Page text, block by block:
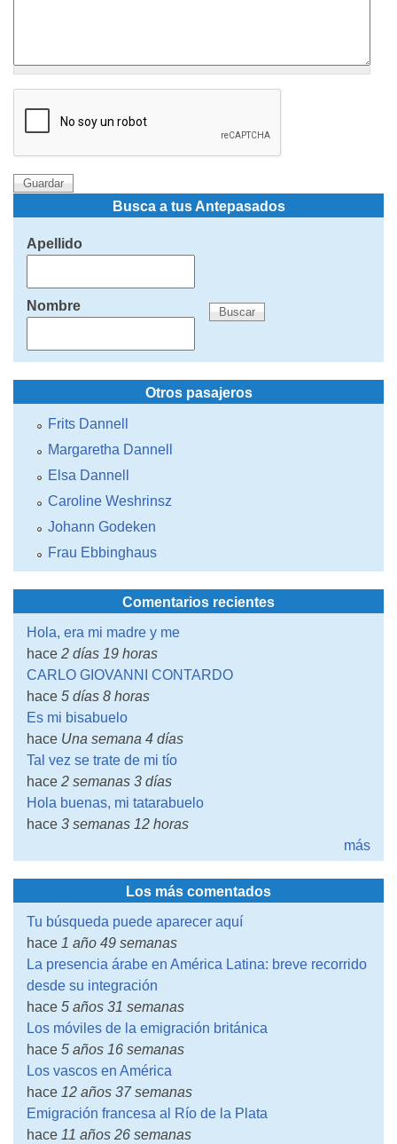
Busca a tus Antepasados
Apellido
Nombre
Otros pasajeros
Frits Dannell
Margaretha Dannell
Elsa Dannell
Caroline Weshrinsz
Johann Godeken
Frau Ebbinghaus
Comentarios recientes
Hola, era mi madre y me
hace 2 días 19 horas
CARLO GIOVANNI CONTARDO
hace 5 días 8 horas
Es mi bisabuelo
hace Una semana 4 días
Tal vez se trate de mi tío
hace 2 semanas 3 días
Hola buenas, mi tatarabuelo
hace 3 semanas 12 horas
más
Los más comentados
Tu búsqueda puede aparecer aquí
hace 1 año 49 semanas
La presencia árabe en América Latina: breve recorrido
desde su integración
hace 5 años 31 semanas
Los móviles de la emigración británica
hace 5 años 16 semanas
Los vascos en América
hace 12 años 37 semanas
Emigración francesa al Río de la Plata
hace 11 años 26 semanas